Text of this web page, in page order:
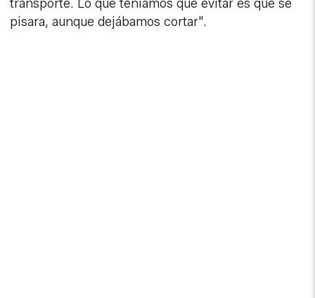
transporte. Lo que teníamos que evitar es que se
pisara, aunque dejábamos cortar".